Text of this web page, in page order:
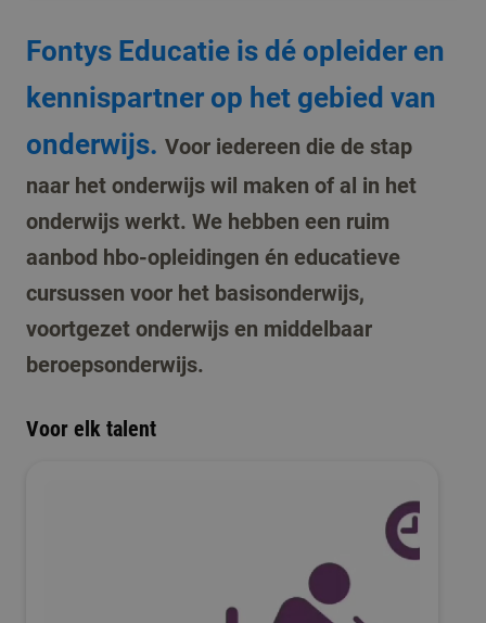
Fontys Educatie is dé opleider en
kennispartner op het gebied van
onderwijs. Voor iedereen die de stap
naar het onderwijs wil maken of al in het
onderwijs werkt. We hebben een ruim
aanbod hbo-opleidingen én educatieve
cursussen voor het basisonderwijs,
voortgezet onderwijs en middelbaar
beroepsonderwijs.
Voor elk talent